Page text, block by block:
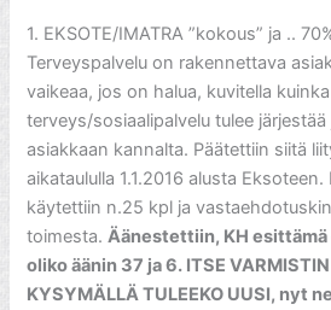
1. EKSOTE/IMATRA ”kokous” ja ..
Terveyspalvelu on rakennettava
vaikeaa, jos on halua, kuvitella kuinka
terveys/sosiaalipalvelu tulee järjestää
asiakkaan kannalta. Päätettiin siitä
aikataululla 1.1.2016 alusta
käytettiin n.25 kpl ja
toimesta.Äänestettiin, KH
oliko äänin 37 ja 6. ITSE
KYSYMÄLLÄ TULEEKO UUSI, nyt